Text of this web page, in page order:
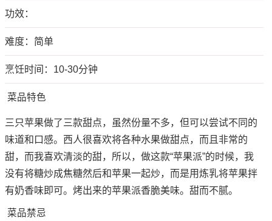
功效：
难度：简单
烹饪时间：10-30分钟
菜品特色
三只苹果做了三款甜点，虽然份量不多，但可以尝试不同的
味道和口感。西人很喜欢将各种水果做甜点，而且非常的
甜，而我喜欢清淡的甜，所以，做这款“苹果派”的时候，我
没有将糖炒成焦糖然后和苹果一起炒，而是用炼乳将苹果拌
有奶香味即可。烤出来的苹果派香脆美味。甜而不腻。
菜品禁忌